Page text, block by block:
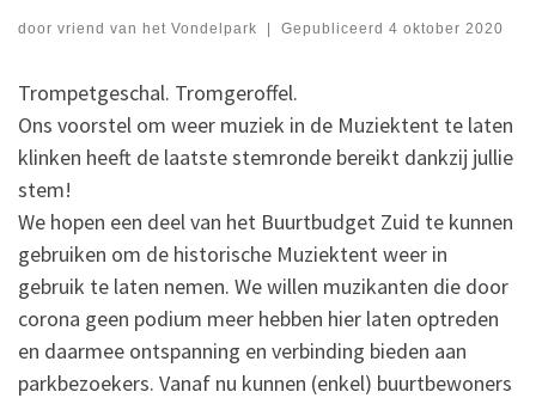
door vriend van het Vondelpark | Gepubliceerd 4 oktober 2020
Trompetgeschal. Tromgeroffel.
Ons voorstel om weer muziek in de Muziektent te laten
klinken heeft de laatste stemronde bereikt dankzij jullie
stem!
We hopen een deel van het Buurtbudget Zuid te kunnen
gebruiken om de historische Muziektent weer in
gebruik te laten nemen. We willen muzikanten die door
corona geen podium meer hebben hier laten optreden
en daarmee ontspanning en verbinding bieden aan
parkbezoekers. Vanaf nu kunnen (enkel) buurtbewoners